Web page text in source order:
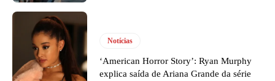
Notícias
‘American Horror Story’: Ryan Murphy
explica saída de Ariana Grande da série